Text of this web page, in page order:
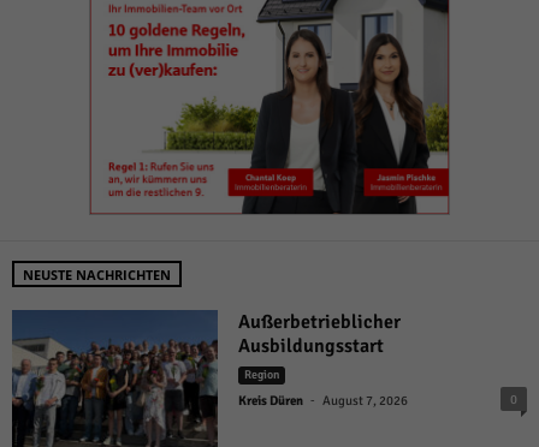
NEUSTE NACHRICHTEN
Außerbetrieblicher
Ausbildungsstart
Region
Kreis Düren - August 7, 2026 0